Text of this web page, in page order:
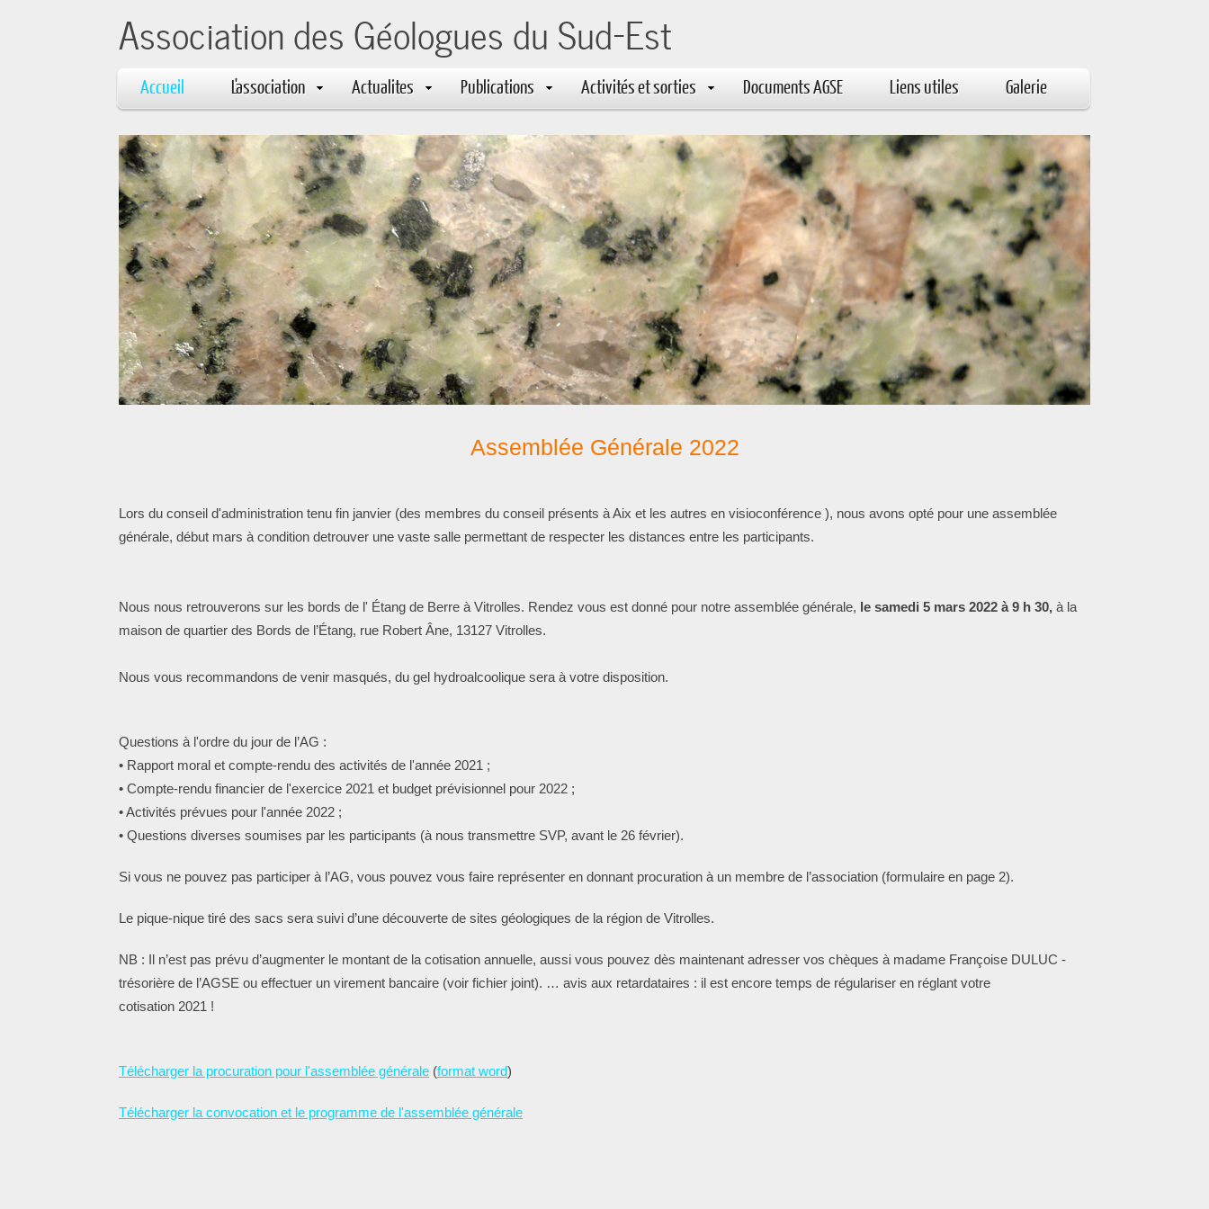
Association des Géologues du Sud-Est
Accueil L'association Actualites Publications Activités et sorties Documents AGSE Liens utiles Galerie
Assemblée Générale 2022
Lors du conseil d'administration tenu fin janvier (des membres du conseil présents à Aix et les autres en visioconférence ), nous avons opté pour une assemblée
générale, début mars à condition detrouver une vaste salle permettant de respecter les distances entre les participants.
Nous nous retrouverons sur les bords de l' Étang de Berre à Vitrolles. Rendez vous est donné pour notre assemblée générale, le samedi 5 mars 2022 à 9 h 30, à la
maison de quartier des Bords de l’Étang, rue Robert Âne, 13127 Vitrolles.
Nous vous recommandons de venir masqués, du gel hydroalcoolique sera à votre disposition.
Questions à l'ordre du jour de l’AG :
• Rapport moral et compte-rendu des activités de l'année 2021 ;
• Compte-rendu financier de l'exercice 2021 et budget prévisionnel pour 2022 ;
• Activités prévues pour l'année 2022 ;
• Questions diverses soumises par les participants (à nous transmettre SVP, avant le 26 février).
Si vous ne pouvez pas participer à l’AG, vous pouvez vous faire représenter en donnant procuration à un membre de l’association (formulaire en page 2).
Le pique-nique tiré des sacs sera suivi d’une découverte de sites géologiques de la région de Vitrolles.
NB : Il n’est pas prévu d’augmenter le montant de la cotisation annuelle, aussi vous pouvez dès maintenant adresser vos chèques à madame Françoise DULUC -
trésorière de l’AGSE ou effectuer un virement bancaire (voir fichier joint). … avis aux retardataires : il est encore temps de régulariser en réglant votre
cotisation 2021 !
Télécharger la procuration pour l'assemblée générale (format word)
Télécharger la convocation et le programme de l'assemblée générale